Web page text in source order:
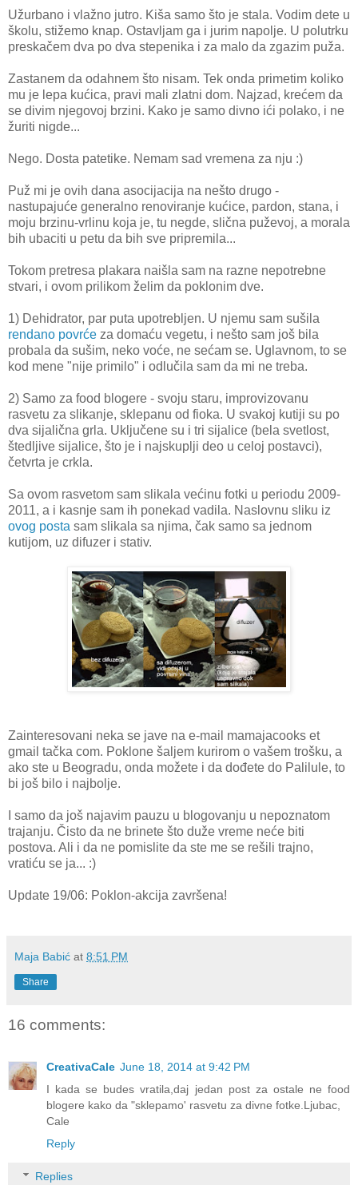
Užurbano i vlažno jutro. Kiša samo što je stala. Vodim dete u
školu, stižemo knap. Ostavljam ga i jurim napolje. U polutrku
preskačem dva po dva stepenika i za malo da zgazim puža.
Zastanem da odahnem što nisam. Tek onda primetim koliko
mu je lepa kućica, pravi mali zlatni dom. Najzad, krećem da
se divim njegovoj brzini. Kako je samo divno ići polako, i ne
žuriti nigde...
Nego. Dosta patetike. Nemam sad vremena za nju :)
Puž mi je ovih dana asocijacija na nešto drugo -
nastupajuće generalno renoviranje kućice, pardon, stana, i
moju brzinu-vrlinu koja je, tu negde, slična puževoj, a morala
bih ubaciti u petu da bih sve pripremila...
Tokom pretresa plakara naišla sam na razne nepotrebne
stvari, i ovom prilikom želim da poklonim dve.
1) Dehidrator, par puta upotrebljen. U njemu sam sušila
rendano povrće za domaću vegetu, i nešto sam još bila
probala da sušim, neko voće, ne sećam se. Uglavnom, to se
kod mene "nije primilo" i odlučila sam da mi ne treba.
2) Samo za food blogere - svoju staru, improvizovanu
rasvetu za slikanje, sklepanu od fioka. U svakoj kutiji su po
dva sijalična grla. Uključene su i tri sijalice (bela svetlost,
štedljive sijalice, što je i najskuplji deo u celoj postavci),
četvrta je crkla.
Sa ovom rasvetom sam slikala većinu fotki u periodu 2009-
2011, a i kasnje sam ih ponekad vadila. Naslovnu sliku iz
ovog posta sam slikala sa njima, čak samo sa jednom
kutijom, uz difuzer i stativ.
Zainteresovani neka se jave na e-mail mamajacooks et
gmail tačka com. Poklone šaljem kurirom o vašem trošku, a
ako ste u Beogradu, onda možete i da dođete do Palilule, to
bi još bilo i najbolje.
I samo da još najavim pauzu u blogovanju u nepoznatom
trajanju. Čisto da ne brinete što duže vreme neće biti
postova. Ali i da ne pomislite da ste me se rešili trajno,
vratiću se ja... :)
Update 19/06: Poklon-akcija završena!
Maja Babić at 8:51 PM
Share
16 comments:
CreativaCale June 18, 2014 at 9:42 PM
I kada se budes vratila,daj jedan post za ostale ne food
blogere kako da "sklepamo' rasvetu za divne fotke.Ljubac,
Cale
Reply
Replies